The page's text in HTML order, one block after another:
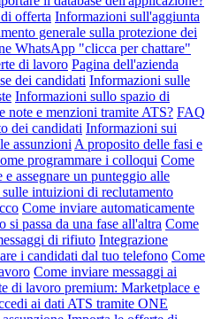
offerta Informazioni sull'aggiunta
generale sulla protezione dei
WhatsApp "clicca per chattare"
di lavoro Pagina dell'azienda
dei candidati Informazioni sulle
Informazioni sullo spazio di
note e menzioni tramite ATS? FAQ
dei candidati Informazioni sui
assunzioni A proposito delle fasi e
programmare i colloqui Come
assegnare un punteggio alle
intuizioni di reclutamento
Come inviare automaticamente
si passa da una fase all'altra Come
di rifiuto Integrazione
i candidati dal tuo telefono Come
Come inviare messaggi ai
di lavoro premium: Marketplace e
ai dati ATS tramite ONE